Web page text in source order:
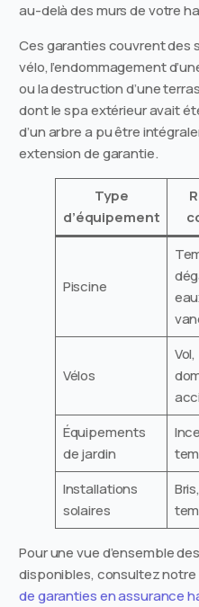
au-delà des murs de votre
Ces garanties couvrent des
vélo, l’endommagement
ou la destruction d’une
dont le spa extérieur avait
d’un arbre a pu être
extension de garantie.
Type
d’équipement
Piscine
Vélos
Vol,
Équipements
de jardin
Installations
solaires
Bris,
Pour une vue d’ensemble
disponibles, consultez notre
de garanties en assurance